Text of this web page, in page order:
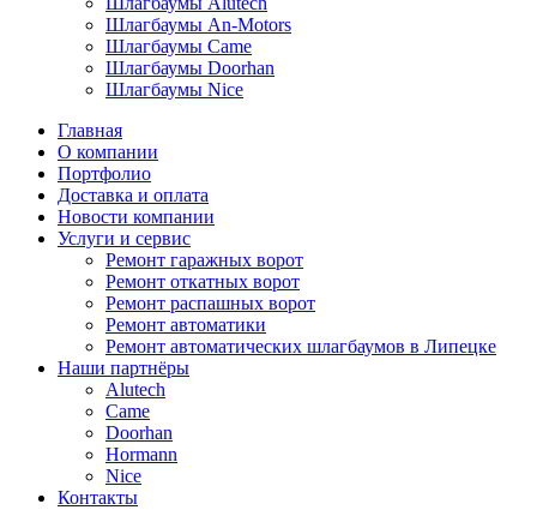
Шлагбаумы An-Motors
Шлагбаумы Came
Шлагбаумы Doorhan
Шлагбаумы Nice
Главная
О компании
Портфолио
Доставка и оплата
Новости компании
Услуги и сервис
Ремонт гаражных ворот
Ремонт откатных ворот
Ремонт распашных ворот
Ремонт автоматики
Ремонт автоматических шлагбаумов в Липецке
Наши партнёры
Alutech
Came
Doorhan
Hormann
Nice
Контакты